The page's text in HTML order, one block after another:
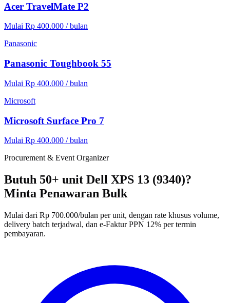
Acer TravelMate P2
Mulai Rp 400.000 / bulan
Panasonic
Panasonic Toughbook 55
Mulai Rp 400.000 / bulan
Microsoft
Microsoft Surface Pro 7
Mulai Rp 400.000 / bulan
Procurement & Event Organizer
Butuh 50+ unit Dell XPS 13 (9340)?
Minta Penawaran Bulk
Mulai dari Rp 700.000/bulan per unit, dengan rate khusus volume,
delivery batch terjadwal, dan e-Faktur PPN 12% per termin
pembayaran.